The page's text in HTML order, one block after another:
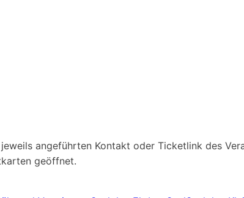
angeführten Kontakt oder Ticketlink des
geöffnet.